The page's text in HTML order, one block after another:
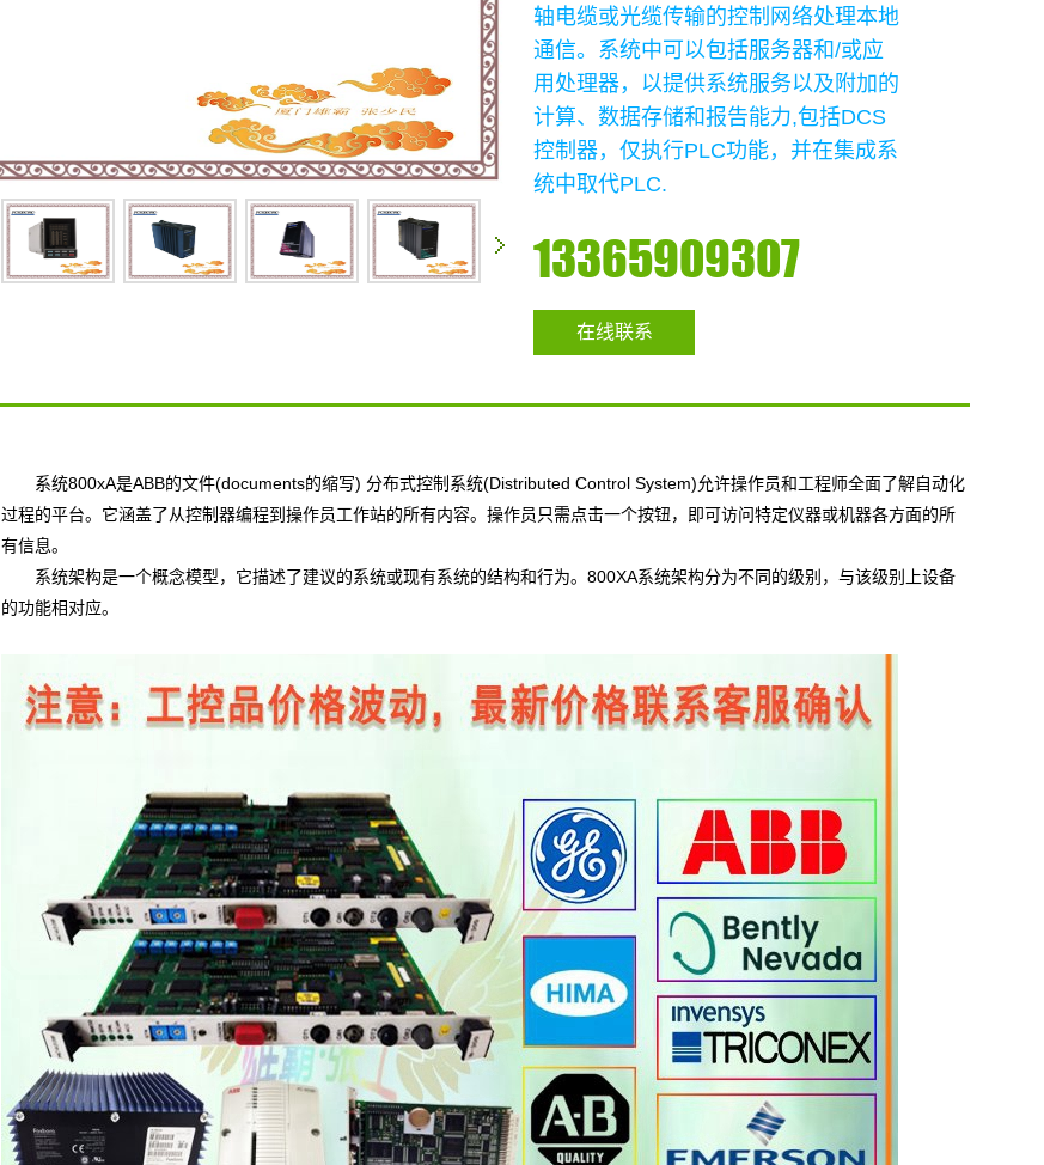
轴电缆或光缆传输的控制网络处理本地
通信。系统中可以包括服务器和/或应
用处理器，以提供系统服务以及附加的
计算、数据存储和报告能力,包括DCS
控制器，仅执行PLC功能，并在集成系
统中取代PLC.
13365909307
在线联系
系统800xA是ABB的文件(documents的缩写) 分布式控制系统(Distributed Control System)允许操作员和工程师全面了解自动化
过程的平台。它涵盖了从控制器编程到操作员工作站的所有内容。操作员只需点击一个按钮，即可访问特定仪器或机器各方面的所
有信息。
系统架构是一个概念模型，它描述了建议的系统或现有系统的结构和行为。800XA系统架构分为不同的级别，与该级别上设备
的功能相对应。